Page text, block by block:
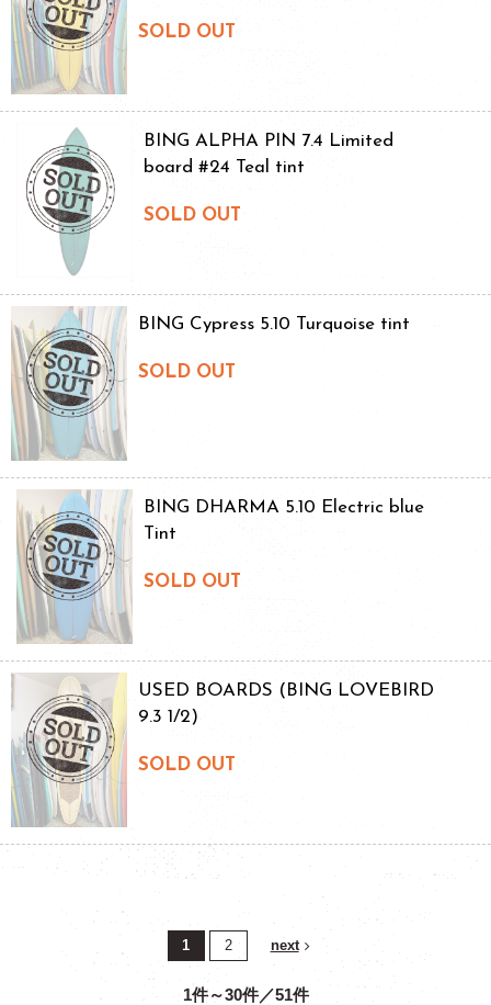
SOLD OUT
BING ALPHA PIN 7.4 Limited
board #24 Teal tint
SOLD OUT
BING Cypress 5.10 Turquoise tint
SOLD OUT
BING DHARMA 5.10 Electric blue
Tint
SOLD OUT
USED BOARDS (BING LOVEBIRD
9.3 1/2)
SOLD OUT
1 2 next
1件～30件／51件